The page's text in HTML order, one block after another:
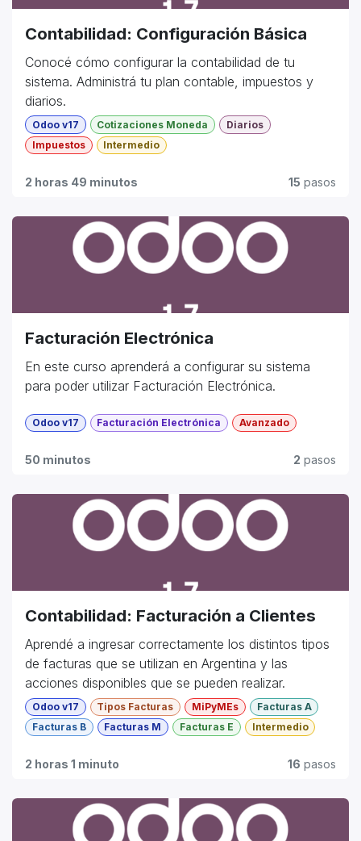
Contabilidad: Configuración Básica
Conocé cómo configurar la contabilidad de tu
sistema. Administrá tu plan contable, impuestos y
diarios.
Odoo v17 Cotizaciones Moneda
Diarios
Impuestos
Intermedio
2 horas 49 minutos 15 pasos
Facturación Electrónica
En este curso aprenderá a configurar su sistema
para poder utilizar Facturación Electrónica.
Odoo v17 Facturación Electrónica Avanzado
50 minutos 2 pasos
Contabilidad: Facturación a Clientes
Aprendé a ingresar correctamente los distintos tipos
de facturas que se utilizan en Argentina y las
acciones disponibles que se pueden realizar.
Odoo v17 Tipos Facturas MiPyMEs
Facturas A
Facturas B
Facturas M Facturas E Intermedio
2 horas 1 minuto 16 pasos